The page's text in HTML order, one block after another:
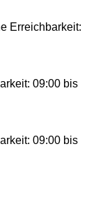
Erreichbarkeit:
09:00 bis
09:00 bis